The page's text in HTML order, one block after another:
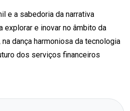
e a sabedoria da narrativa
explorar e inovar no âmbito da
dança harmoniosa da tecnologia
dos serviços financeiros